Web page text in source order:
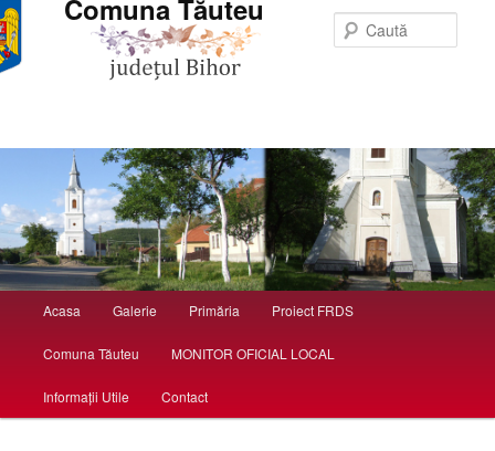
Comuna Tăuteu
Sari la conținutul principal
Sari la conținutul secundar
Acasa Galerie Primăria Proiect FRDS
Comuna Tăuteu MONITOR OFICIAL LOCAL
Informații Utile Contact